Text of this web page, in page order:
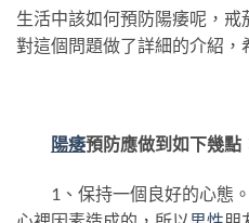
生活中該如何預防陽痿呢，
對這個問題做了詳細的介紹，
陽痿預防應做到如下幾點
1、保持一個良好的心態。